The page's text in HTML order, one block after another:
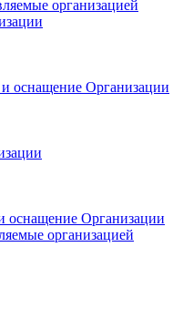
организацией
оснащение Организации
оснащение Организации
организацией